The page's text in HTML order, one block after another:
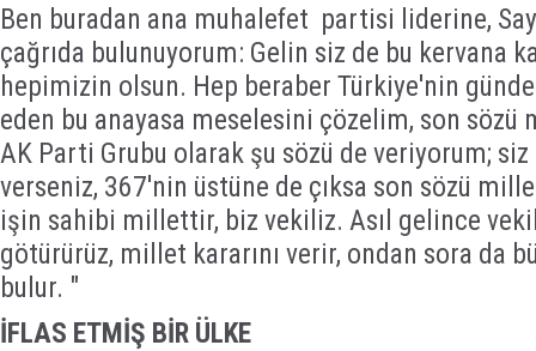
Ben buradan ana muhalefet partisi liderine,
çağrıda bulunuyorum: Gelin siz de bu kervana
hepimizin olsun. Hep beraber Türkiye'nin
eden bu anayasa meselesini çözelim, son
AK Parti Grubu olarak şu sözü de veriyorum;
verseniz, 367'nin üstüne de çıksa son sözü
işin sahibi millettir, biz vekiliz. Asıl gelince
götürürüz, millet kararını verir, ondan sora da
bulur. "
İFLAS ETMİŞ BİR ÜLKE